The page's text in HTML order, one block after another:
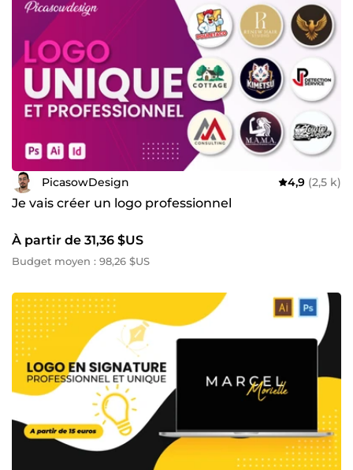
PicasowDesign 4,9 (2,5 k)
Je vais créer un logo professionnel
À partir de 31,36 $US
Budget moyen : 98,26 $US